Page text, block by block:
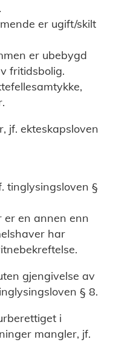
er ugift/skilt
er ubebygd
fritidsbolig.
jf. ekteskapsloven
tinglysingsloven §
er en annen enn
har
gjengivelse av
§ 8.
i
mangler, jf.